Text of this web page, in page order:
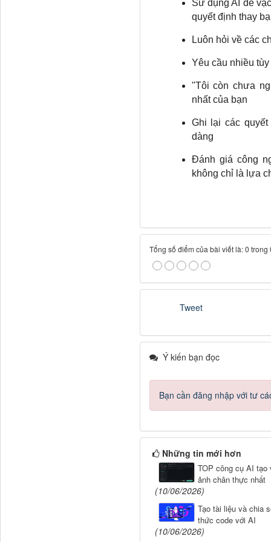
Sử dụng AI để
quyết định thay
Luôn hỏi về các
Yêu cầu nhiều
"Tôi còn chưa
nhất của bạn
Ghi lại các
dàng
Đánh giá công
không chỉ là lựa
Tổng số điểm của bài viết là: 0 trong
Tweet
Ý kiến bạn đọc
Bạn cần đăng nhập với tư
Những tin mới hơn
TOP công cụ AI tạo
ảnh chân thực nhất
(10/06/2026)
Tạo tài liệu và chia
thức code với AI
(10/06/2026)